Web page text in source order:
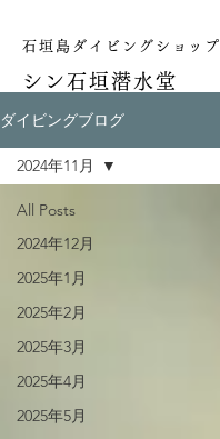
石垣島ダイビングショップ
シン石垣潜水堂
ダイビングブログ
All Posts
2024年12月
2025年1月
2025年2月
2025年3月
2025年4月
2025年5月
2024年11月